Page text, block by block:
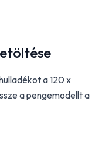
a 120 x
a pengemodellt a